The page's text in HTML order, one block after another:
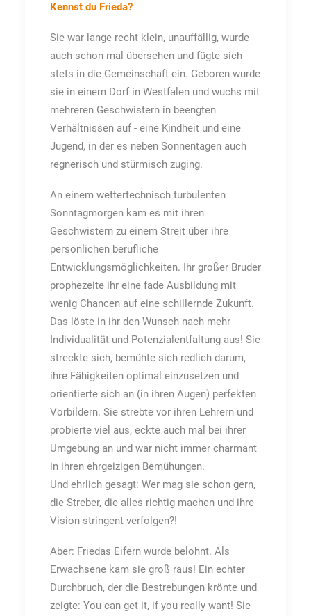
Kennst du Frieda?
Sie war lange recht klein, unauffällig, wurde
auch schon mal übersehen und fügte sich
stets in die Gemeinschaft ein. Geboren wurde
sie in einem Dorf in Westfalen und wuchs mit
mehreren Geschwistern in beengten
Verhältnissen auf - eine Kindheit und eine
Jugend, in der es neben Sonnentagen auch
regnerisch und stürmisch zuging.
An einem wettertechnisch turbulenten
Sonntagmorgen kam es mit ihren
Geschwistern zu einem Streit über ihre
persönlichen berufliche
Entwicklungsmöglichkeiten. Ihr großer Bruder
prophezeite ihr eine fade Ausbildung mit
wenig Chancen auf eine schillernde Zukunft.
Das löste in ihr den Wunsch nach mehr
Individualität und Potenzialentfaltung aus! Sie
streckte sich, bemühte sich redlich darum,
ihre Fähigkeiten optimal einzusetzen und
orientierte sich an (in ihren Augen) perfekten
Vorbildern. Sie strebte vor ihren Lehrern und
probierte viel aus, eckte auch mal bei ihrer
Umgebung an und war nicht immer charmant
in ihren ehrgeizigen Bemühungen.
Und ehrlich gesagt: Wer mag sie schon gern,
die Streber, die alles richtig machen und ihre
Vision stringent verfolgen?!
Aber: Friedas Eifern wurde belohnt. Als
Erwachsene kam sie groß raus! Ein echter
Durchbruch, der die Bestrebungen krönte und
zeigte: You can get it, if you really want! Sie